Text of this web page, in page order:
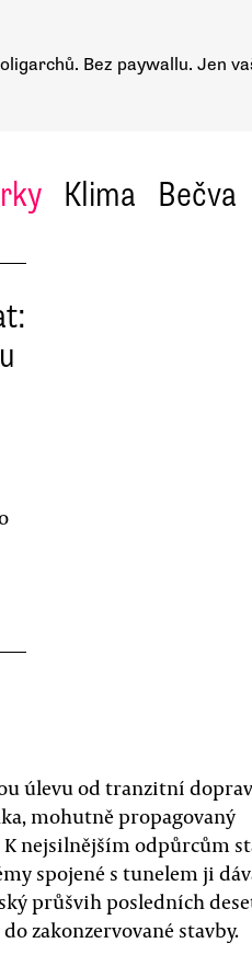
Bez paywallu. Jen
Klima Bečva
úlevu od tranzitní
mohutně propagovaný
nejsilnějším odpůrcům
spojené s tunelem ji
průšvih posledních
zakonzervované stavby.